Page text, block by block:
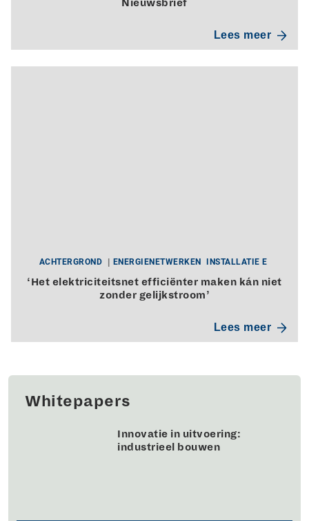
Nieuwsbrief
Lees meer
ACHTERGROND ENERGIENETWERKEN INSTALLATIE E
‘Het elektriciteitsnet efficiënter maken kán niet
zonder gelijkstroom’
Lees meer
Whitepapers
Innovatie in uitvoering:
industrieel bouwen